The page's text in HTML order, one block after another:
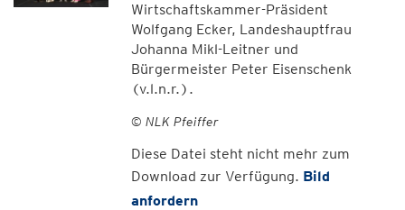
Wirtschaftskammer-Präsident
Wolfgang Ecker, Landeshauptfrau
Johanna Mikl-Leitner und
Bürgermeister Peter Eisenschenk
(v.l.n.r.).
© NLK Pfeiffer
Diese Datei steht nicht mehr zum
Download zur Verfügung. Bild
anfordern